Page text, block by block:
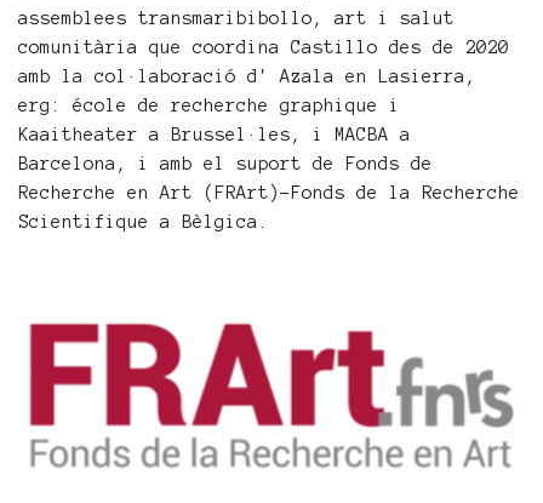
assemblees transmaribibollo, art i salut
comunitària que coordina Castillo des de 2020
amb la col·laboració d' Azala en Lasierra,
erg: école de recherche graphique i
Kaaitheater a Brussel·les, i MACBA a
Barcelona, i amb el suport de Fonds de
Recherche en Art (FRArt)-Fonds de la Recherche
Scientifique a Bèlgica.